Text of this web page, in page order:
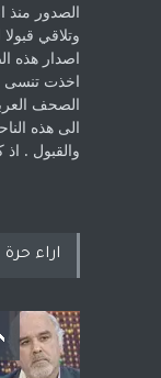
الصدور منذ
‏وتلاقي
اصدار هذه
اخذت ‏تنسى
الصحف
الى هذه
والقبول .
اراء حرة